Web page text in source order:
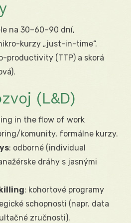
na 30–60–90 dní,
kurzy „just-in-time“.
productivity (TTP) a skorá
(L&D)
in the flow of work
komunity, formálne kurzy.
: odborné (individual
dráhy s jasnými
: kohortové programy
schopnosti (napr. data
zručnosti).